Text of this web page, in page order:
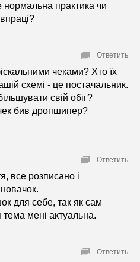
практика чи
чеками? Хто їх
схемі - це постачальник.
свій обіг?
бив дропшипер?
Ответить
все розписано і
для себе, так як сам
мені актуальна.
Ответить
Ответить